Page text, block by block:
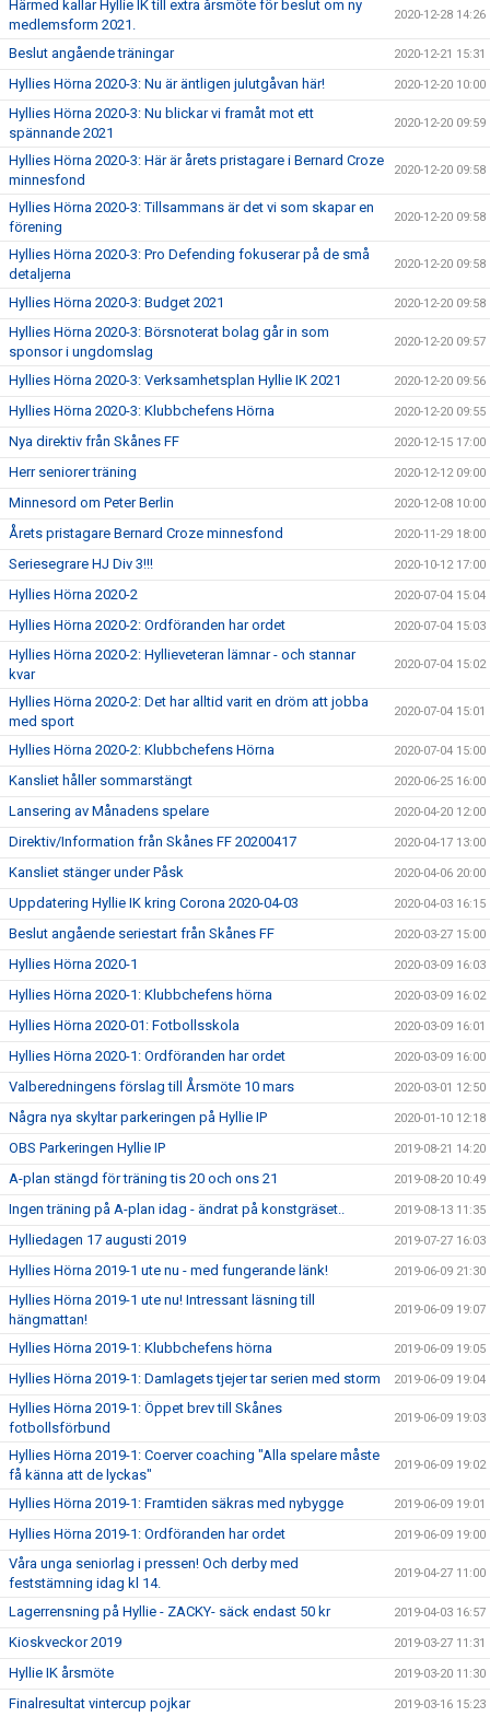
Härmed kallar Hyllie IK till extra årsmöte för beslut om ny
medlemsform 2021.
2020-12-28 14:26
Beslut angående träningar 2020-12-21 15:31
Hyllies Hörna 2020-3: Nu är äntligen julutgåvan här! 2020-12-20 10:00
Hyllies Hörna 2020-3: Nu blickar vi framåt mot ett
spännande 2021
2020-12-20 09:59
Hyllies Hörna 2020-3: Här är årets pristagare i Bernard Croze
minnesfond
2020-12-20 09:58
Hyllies Hörna 2020-3: Tillsammans är det vi som skapar en
förening
2020-12-20 09:58
Hyllies Hörna 2020-3: Pro Defending fokuserar på de små
detaljerna
2020-12-20 09:58
Hyllies Hörna 2020-3: Budget 2021 2020-12-20 09:58
Hyllies Hörna 2020-3: Börsnoterat bolag går in som
sponsor i ungdomslag
2020-12-20 09:57
Hyllies Hörna 2020-3: Verksamhetsplan Hyllie IK 2021 2020-12-20 09:56
Hyllies Hörna 2020-3: Klubbchefens Hörna 2020-12-20 09:55
Nya direktiv från Skånes FF 2020-12-15 17:00
Herr seniorer träning 2020-12-12 09:00
Minnesord om Peter Berlin 2020-12-08 10:00
Årets pristagare Bernard Croze minnesfond 2020-11-29 18:00
Seriesegrare HJ Div 3!!! 2020-10-12 17:00
Hyllies Hörna 2020-2 2020-07-04 15:04
Hyllies Hörna 2020-2: Ordföranden har ordet 2020-07-04 15:03
Hyllies Hörna 2020-2: Hyllieveteran lämnar - och stannar
kvar
2020-07-04 15:02
Hyllies Hörna 2020-2: Det har alltid varit en dröm att jobba
med sport
2020-07-04 15:01
Hyllies Hörna 2020-2: Klubbchefens Hörna 2020-07-04 15:00
Kansliet håller sommarstängt 2020-06-25 16:00
Lansering av Månadens spelare 2020-04-20 12:00
Direktiv/Information från Skånes FF 20200417 2020-04-17 13:00
Kansliet stänger under Påsk 2020-04-06 20:00
Uppdatering Hyllie IK kring Corona 2020-04-03 2020-04-03 16:15
Beslut angående seriestart från Skånes FF 2020-03-27 15:00
Hyllies Hörna 2020-1 2020-03-09 16:03
Hyllies Hörna 2020-1: Klubbchefens hörna 2020-03-09 16:02
Hyllies Hörna 2020-01: Fotbollsskola 2020-03-09 16:01
Hyllies Hörna 2020-1: Ordföranden har ordet 2020-03-09 16:00
Valberedningens förslag till Årsmöte 10 mars 2020-03-01 12:50
Några nya skyltar parkeringen på Hyllie IP 2020-01-10 12:18
OBS Parkeringen Hyllie IP 2019-08-21 14:20
A-plan stängd för träning tis 20 och ons 21 2019-08-20 10:49
Ingen träning på A-plan idag - ändrat på konstgräset.. 2019-08-13 11:35
Hylliedagen 17 augusti 2019 2019-07-27 16:03
Hyllies Hörna 2019-1 ute nu - med fungerande länk! 2019-06-09 21:30
Hyllies Hörna 2019-1 ute nu! Intressant läsning till
hängmattan!
2019-06-09 19:07
Hyllies Hörna 2019-1: Klubbchefens hörna 2019-06-09 19:05
Hyllies Hörna 2019-1: Damlagets tjejer tar serien med storm 2019-06-09 19:04
Hyllies Hörna 2019-1: Öppet brev till Skånes
fotbollsförbund
2019-06-09 19:03
Hyllies Hörna 2019-1: Coerver coaching "Alla spelare måste
få känna att de lyckas"
2019-06-09 19:02
Hyllies Hörna 2019-1: Framtiden säkras med nybygge 2019-06-09 19:01
Hyllies Hörna 2019-1: Ordföranden har ordet 2019-06-09 19:00
Våra unga seniorlag i pressen! Och derby med
feststämning idag kl 14.
2019-04-27 11:00
Lagerrensning på Hyllie - ZACKY- säck endast 50 kr 2019-04-03 16:57
Kioskveckor 2019 2019-03-27 11:31
Hyllie IK årsmöte 2019-03-20 11:30
Finalresultat vintercup pojkar 2019-03-16 15:23